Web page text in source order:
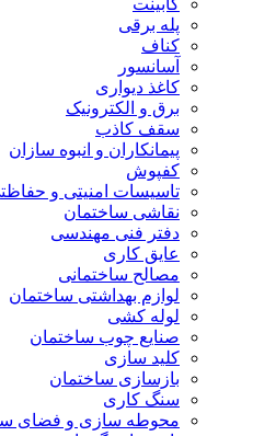
کابینت
پله برقی
کناف
آسانسور
کاغذ دیواری
برق و الکترونیک
سقف کاذب
پیمانکاران و انبوه سازان
کفپوش
تاسیسات امنیتی و
نقاشی ساختمان
دفتر فنی مهندسی
عایق کاری
مصالح ساختمانی
لوازم بهداشتی ساختمان
لوله کشی
صنایع چوب ساختمان
کلید سازی
بازسازی ساختمان
سنگ کاری
محوطه سازی و فضای